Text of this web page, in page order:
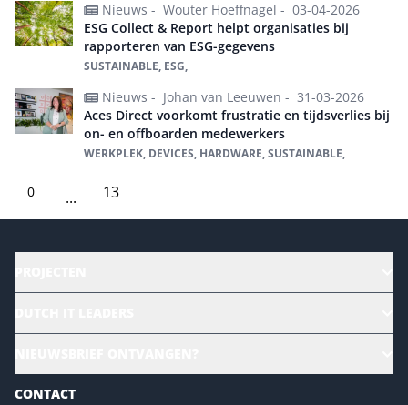
Nieuws - Wouter Hoeffnagel - 03-04-2026
ESG Collect & Report helpt organisaties bij
rapporteren van ESG-gegevens
SUSTAINABLE, ESG,
Nieuws - Johan van Leeuwen - 31-03-2026
Aces Direct voorkomt frustratie en tijdsverlies bij
on- en offboarden medewerkers
WERKPLEK, DEVICES, HARDWARE, SUSTAINABLE,
0 ... 13
Sustainability | Green IT
Marketing- en contentmogelijkheden 2026
CONTACT